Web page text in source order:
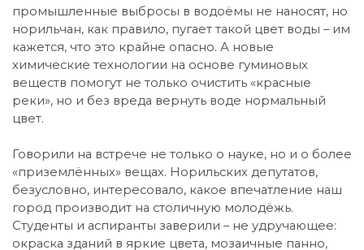
промышленные выбросы в водоёмы не наносят, но
норильчан, как правило, пугает такой цвет воды – им
кажется, что это крайне опасно. А новые
химические технологии на основе гуминовых
веществ помогут не только очистить «красные
реки», но и без вреда вернуть воде нормальный
цвет.
Говорили на встрече не только о науке, но и о более
«приземлённых» вещах. Норильских депутатов,
безусловно, интересовало, какое впечатление наш
город производит на столичную молодёжь.
Студенты и аспиранты заверили – не удручающее:
окраска зданий в яркие цвета, мозаичные панно,